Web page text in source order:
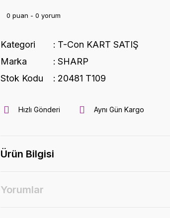
0 puan - 0 yorum
Kategori
T-Con KART SATIŞ
Marka
SHARP
Stok Kodu
20481 T109
Hızlı Gönderi Aynı Gün Kargo
Ürün Bilgisi
Yorumlar